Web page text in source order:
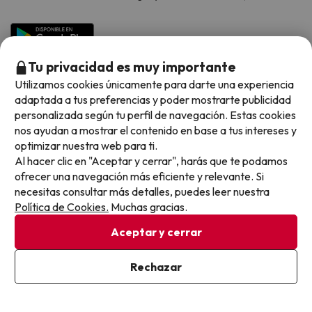
Chollos en la playa
Chollos con Vuelo Incluido
Hoteles con toboganes
Selección de la Newsletter
Los favoritos de nuestros clientes
Vacaciones en Noviembre
Preguntas frecuentes
Métodos de pago disponibles
Condiciones generales
Privacidad datos
Viajes para ti S.L.U. Copyright © Buscounchollo.com 2010 -
Tu privacidad es muy importante
Utilizamos cookies únicamente para darte una experiencia
adaptada a tus preferencias y poder mostrarte publicidad
personalizada según tu perfil de navegación. Estas cookies
nos ayudan a mostrar el contenido en base a tus intereses y
optimizar nuestra web para ti.
Al hacer clic en "Aceptar y cerrar", harás que te podamos
ofrecer una navegación más eficiente y relevante. Si
necesitas consultar más detalles, puedes leer nuestra
Política de Cookies. Muchas gracias.
Aceptar y cerrar
Rechazar